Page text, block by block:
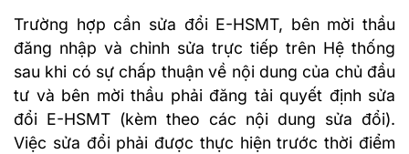
Trường hợp cần sửa đổi E-HSMT, bên mời thầu
đăng nhập và chỉnh sửa trực tiếp trên Hệ thống
sau khi có sự chấp thuận về nội dung của chủ đầu
tư và bên mời thầu phải đăng tải quyết định sửa
đổi E-HSMT (kèm theo các nội dung sửa đổi).
Việc sửa đổi phải được thực hiện trước thời điểm